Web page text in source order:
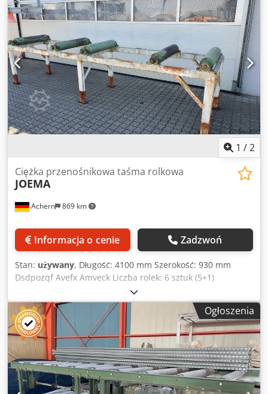
1 /2
Achern 869 km
Ciężka przenośnikowa taśma rolkowa
JOEMA
Informacja o cenie Zadzwoń
Stan: używany, Długość: 4100 mm Szerokość: 930 mm
Dsdpozqf Avefx Amveck Liczba rolek: 6 sztuk (5+1)
Szerokość rolek: 5 x 740 / 1 x 768 Średnica rolek: 160 mm
Wysokość robocza: 1000 mm
Ogłoszenia